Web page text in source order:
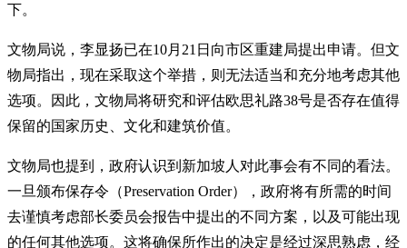
下。
文物局说，李显扬已在10月21日向市区重建局提出申请。但文
物局指出，现在采取这个举措，则无法适当和充分地考虑其他
选项。因此，文物局将研究和评估欧思礼路38号是否存在值得
保留的国家历史、文化和建筑价值。
文物局也提到，政府认识到新加坡人对此事会有不同的看法。
一旦颁布保存令（Preservation Order），政府将有所需的时间
去谨慎考虑部长委员会报告中提出的不同方案，以及可能出现
的任何其他选项。这将确保所作出的决定是经过深思熟虑，经